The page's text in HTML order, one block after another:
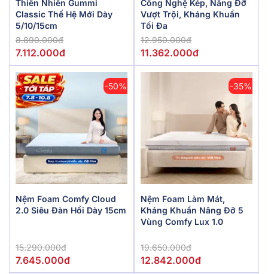
Thiên Nhiên Gummi
Classic Thế Hệ Mới Dày
5/10/15cm
8.890.000đ
7.112.000đ
Công Nghệ Kép, Nâng Đỡ
Vượt Trội, Kháng Khuẩn
Tối Đa
12.950.000đ
11.362.000đ
-50%
Nệm Foam Comfy Cloud
2.0 Siêu Đàn Hồi Dày 15cm
15.290.000đ
7.645.000đ
-35%
Nệm Foam Làm Mát,
Kháng Khuẩn Nâng Đỡ 5
Vùng Comfy Lux 1.0
19.650.000đ
12.842.000đ